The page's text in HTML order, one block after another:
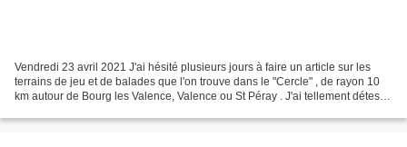
Vendredi 23 avril 2021 J'ai hésité plusieurs jours à faire un article sur les
terrains de jeu et de balades que l'on trouve dans le "Cercle" , de rayon 10
km autour de Bourg les Valence, Valence ou St Péray . J'ai tellement détesté